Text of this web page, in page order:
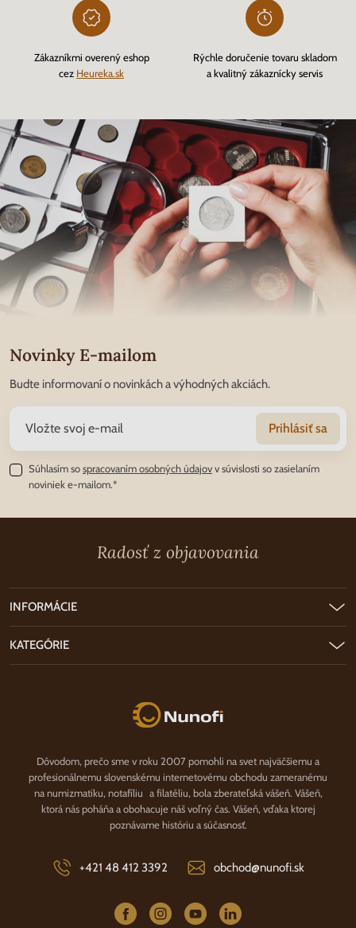
Zákazníkmi overený eshop
cez Heureka.sk
Rýchle doručenie tovaru skladom
a kvalitný zákaznícky servis
Novinky E-mailom
Budte informovaní o novinkách a výhodných akciách.
Prihlásiť sa
Súhlasím sospracovaním osobných údajovv súvislosti so zasielaním
noviniek e-mailom.*
Radosť z objavovania
Nunofi.sk
Dôvodom, prečo sme v roku 2007 pomohli na svet najväčšiemu a
profesionálnemu slovenskému internetovému obchodu zameranému
na numizmatiku, notafíliu a filatéliu, bola zberateľská vášeň. Vášeň,
ktorá nás poháňa a obohacuje náš voľný čas. Vášeň, vďaka ktorej
poznávame históriu a súčasnosť.
+421 48 412 3392 obchod@nunofi.sk
INFORMÁCIE
KATEGÓRIE